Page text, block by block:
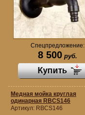
Спецпредложение:
8 500руб.
Медная мойка круглая
одинарная RBCS146
Артикул: RBCS146